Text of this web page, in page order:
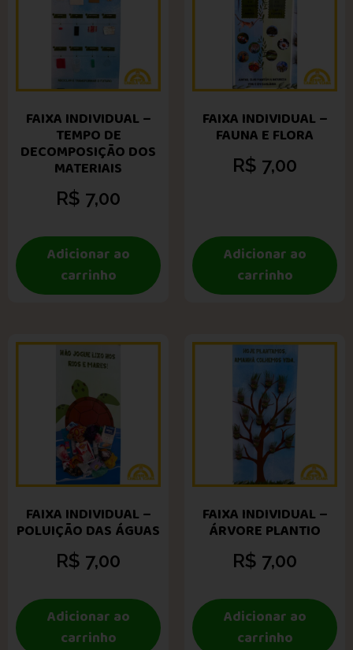
FAIXA INDIVIDUAL –
TEMPO DE
DECOMPOSIÇÃO DOS
MATERIAIS
R$ 7,00
Adicionar ao
carrinho
FAIXA INDIVIDUAL –
FAUNA E FLORA
R$ 7,00
Adicionar ao
carrinho
FAIXA INDIVIDUAL –
POLUIÇÃO DAS ÁGUAS
R$ 7,00
Adicionar ao
carrinho
FAIXA INDIVIDUAL –
ÁRVORE PLANTIO
R$ 7,00
Adicionar ao
carrinho